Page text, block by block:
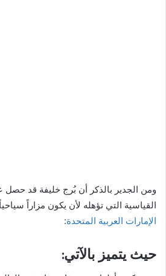
ومن الجدير بالذكر أن بُرج خليفة قد حصل
القياسية التي تؤهله لأن يكون مزاراً
الإمارات العربية المتحدة:
حيث يتميز بالآتي: